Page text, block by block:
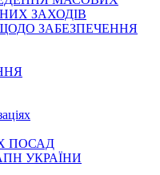
ЗАХОДІВ
ЗАБЕЗПЕЧЕННЯ
ПОСАД
УКРАЇНИ